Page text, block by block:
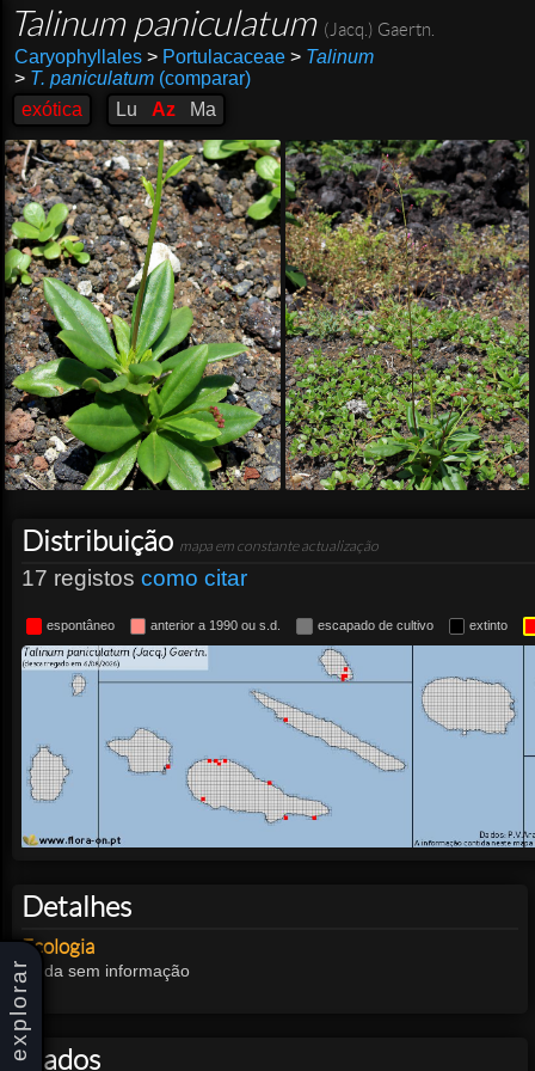
explorar
Talinum paniculatum (Jacq.) Gaertn.
Caryophyllales >Portulacaceae > Talinum
> T. paniculatum(comparar)
exótica
Lu Az Ma
Distribuição mapa em constante actualização
17 registos como citar
espontâneo anterior a 1990 ou s.d. escapado de cultivo extinto
Detalhes
Ecologia
ainda sem informação
Dados